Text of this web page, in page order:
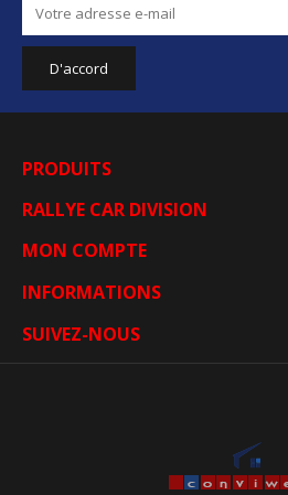
PRODUITS
RALLYE CAR DIVISION
MON COMPTE
INFORMATIONS
SUIVEZ-NOUS